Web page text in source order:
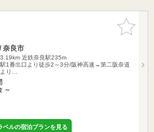
お気に入
りに追加
奈良市
近鉄奈良駅235m
1番出口より徒歩2～3分/阪神高速→第二阪奈道
り…
～
ベルの宿泊プランを見る